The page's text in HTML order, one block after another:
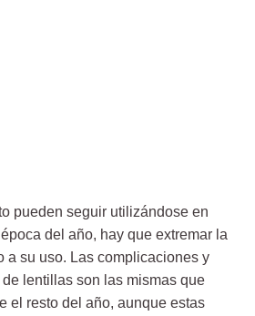
pueden seguir utilizándose en
del año, hay que extremar la
a su uso. Las complicaciones y
de lentillas son las mismas que
el resto del año, aunque estas